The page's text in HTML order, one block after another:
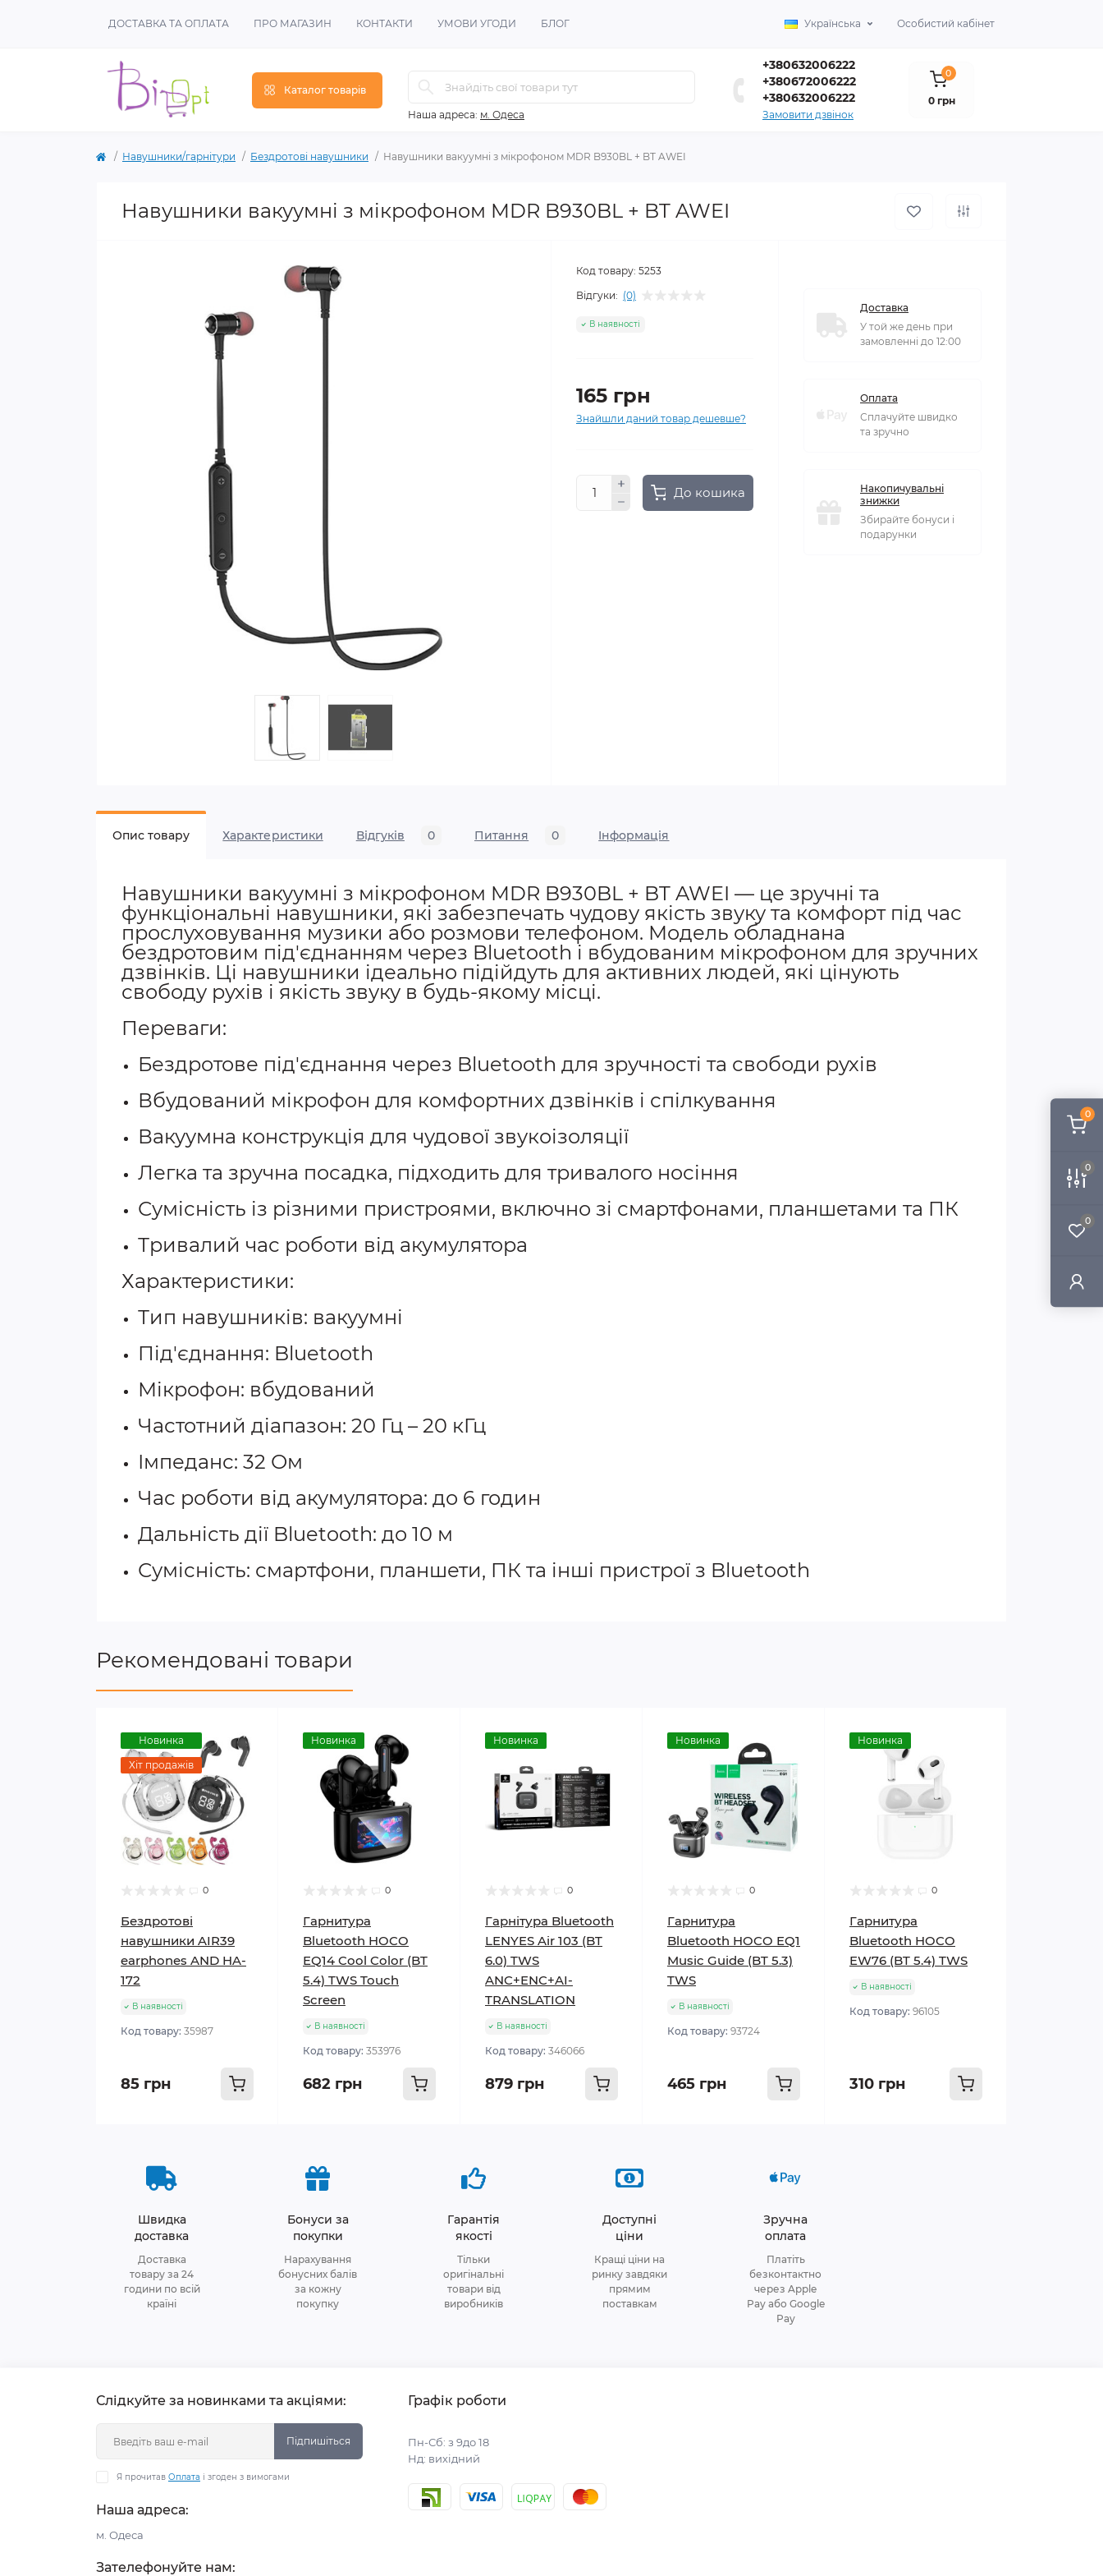
0
0
0
ДОСТАВКА ТА ОПЛАТА ПРО МАГАЗИН КОНТАКТИ УМОВИ УГОДИ БЛОГ Українська Особистий кабінет
Каталог товарів
Наша адреса: м. Одеса
+380632006222
+380672006222
+380632006222
Замовити дзвінок
0
0 грн
Навушники/гарнітури Бездротові навушники Навушники вакуумні з мікрофоном MDR B930BL + BT AWEI
Навушники вакуумні з мікрофоном MDR B930BL + BT AWEI
Код товару: 5253
Відгуки: (0)
В наявності
165 грн
Знайшли даний товар дешевше?
До кошика
Доставка
У той же день при
замовленні до 12:00
Оплата
Сплачуйте швидко
та зручно
Накопичувальні
знижки
Збирайте бонуси і
подарунки
Опис товару Характеристики Відгуків 0 Питання 0 Iнформація
Навушники вакуумні з мікрофоном MDR B930BL + BT AWEI — це зручні та
функціональні навушники, які забезпечать чудову якість звуку та комфорт під час
прослуховування музики або розмови телефоном. Модель обладнана
бездротовим під'єднанням через Bluetooth і вбудованим мікрофоном для зручних
дзвінків. Ці навушники ідеально підійдуть для активних людей, які цінують
свободу рухів і якість звуку в будь-якому місці.
Переваги:
Бездротове під'єднання через Bluetooth для зручності та свободи рухів
Вбудований мікрофон для комфортних дзвінків і спілкування
Вакуумна конструкція для чудової звукоізоляції
Легка та зручна посадка, підходить для тривалого носіння
Сумісність із різними пристроями, включно зі смартфонами, планшетами та ПК
Тривалий час роботи від акумулятора
Характеристики:
Тип навушників: вакуумні
Під'єднання: Bluetooth
Мікрофон: вбудований
Частотний діапазон: 20 Гц – 20 кГц
Імпеданс: 32 Ом
Час роботи від акумулятора: до 6 годин
Дальність дії Bluetooth: до 10 м
Сумісність: смартфони, планшети, ПК та інші пристрої з Bluetooth
Рекомендовані товари
Новинка
Хіт продажів
0
Бездротові
навушники AIR39
earphones AND HA-
172
В наявності
Код товару: 35987
85 грн
Новинка
0
Гарнитура
Bluetooth HOCO
EQ14 Cool Color (BT
5.4) TWS Touch
Screen
В наявності
Код товару: 353976
682 грн
Новинка
0
Гарнітура Bluetooth
LENYES Air 103 (BT
6.0) TWS
ANC+ENC+AI-
TRANSLATION
В наявності
Код товару: 346066
879 грн
Новинка
0
Гарнитура
Bluetooth HOCO EQ1
Music Guide (BT 5.3)
TWS
В наявності
Код товару: 93724
465 грн
Новинка
0
Гарнитура
Bluetooth HOCO
EW76 (BT 5.4) TWS
В наявності
Код товару: 96105
310 грн
Швидка
доставка
Доставка
товару за 24
години по всій
країні
Бонуси за
покупки
Нарахування
бонусних балів
за кожну
покупку
Гарантія
якості
Тільки
оригінальні
товари від
виробників
Доступні
ціни
Кращі ціни на
ринку завдяки
прямим
поставкам
Зручна
оплата
Платіть
безконтактно
через Apple
Pay або Google
Pay
Слідкуйте за новинками та акціями:
Підпишіться
Я прочитав Оплата і згоден з вимогами
Наша адреса:
м. Одеса
Зателефонуйте нам:
Графік роботи
Пн-Сб: з 9до 18
Нд: вихідний